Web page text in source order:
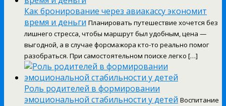
Как бронирование через авиакассу экономит
время и деньги Планировать путешествие хочется без
лишнего стресса, чтобы маршрут был удобным, цена —
выгодной, а в случае форсмажора кто-то реально помог
разобраться. При самостоятельном поиске легко […]
Роль родителей в формировании
эмоциональной стабильности у детей Воспитание